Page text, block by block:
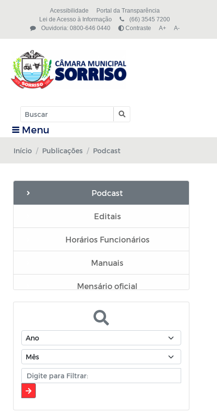
Acessibilidade
Portal da Transparência
Lei de Acesso à Informação
(66) 3545 7200
Ouvidoria: 0800-646 0440
Contraste A+ A-
Menu
Início Publicações Podcast
Podcast
Editais
Horários Funcionários
Manuais
Mensário oficial
Concurso Público
Campanhas
Portal do Contribuinte